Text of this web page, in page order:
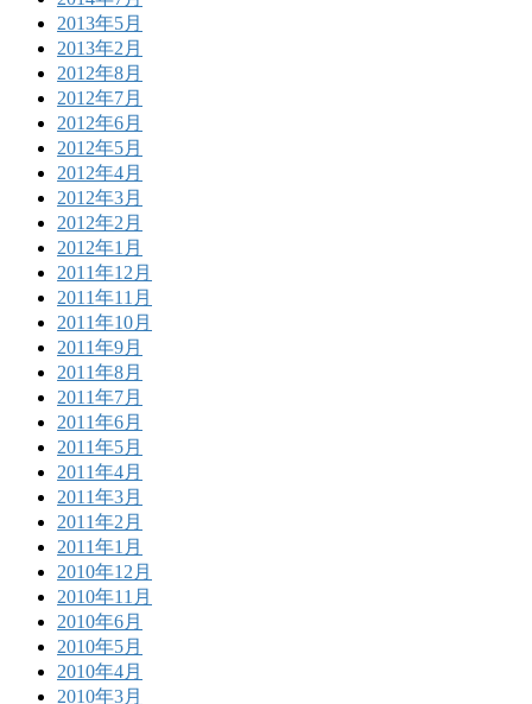
2013年5月
2013年2月
2012年8月
2012年7月
2012年6月
2012年5月
2012年4月
2012年3月
2012年2月
2012年1月
2011年12月
2011年11月
2011年10月
2011年9月
2011年8月
2011年7月
2011年6月
2011年5月
2011年4月
2011年3月
2011年2月
2011年1月
2010年12月
2010年11月
2010年6月
2010年5月
2010年4月
2010年3月